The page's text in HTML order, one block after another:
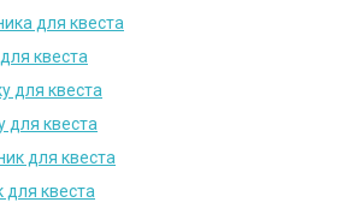
для квеста
квеста
для квеста
для квеста
для квеста
для квеста